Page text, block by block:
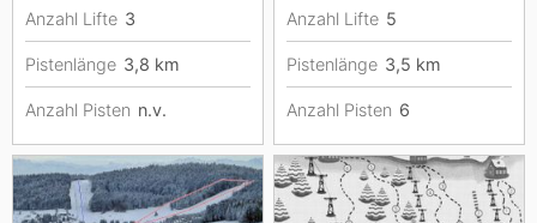
Anzahl Lifte 3
Pistenlänge 3,8 km
Anzahl Pisten n.v.
Anzahl Lifte 5
Pistenlänge 3,5 km
Anzahl Pisten 6